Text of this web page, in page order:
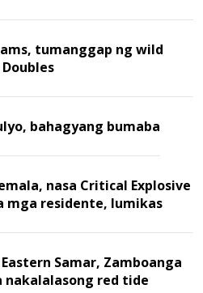
tumanggap ng wild
bahagyang bumaba
nasa Critical Explosive
mga residente, lumikas
Samar, Zamboanga
nakalalasong red tide